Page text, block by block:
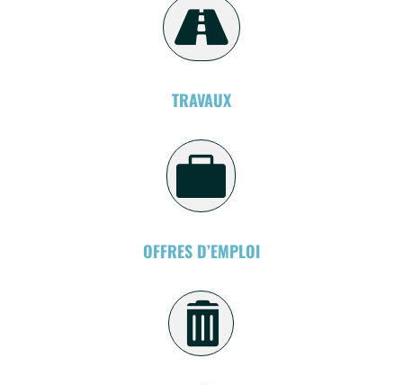

TRAVAUX

OFFRES D’EMPLOI
